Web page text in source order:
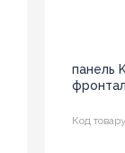
панель
Код